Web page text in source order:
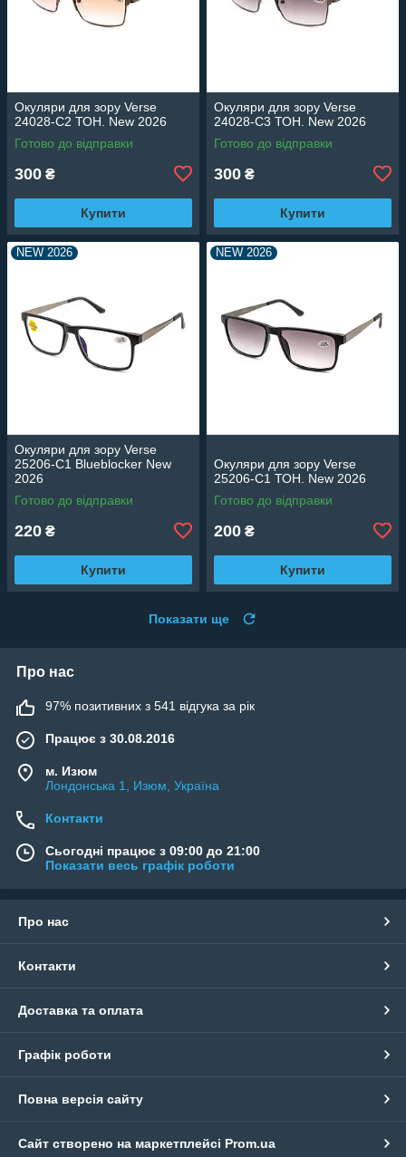
Окуляри для зору Verse
24028-C2 ТОН. New 2026
Готово до відправки
300 ₴
Купити
Окуляри для зору Verse
24028-C3 ТОН. New 2026
Готово до відправки
300 ₴
Купити
NEW 2026
Окуляри для зору Verse
25206-C1 Blueblocker New
2026
Готово до відправки
220 ₴
Купити
NEW 2026
Окуляри для зору Verse
25206-C1 ТОН. New 2026
Готово до відправки
200 ₴
Купити
Показати ще
Про нас
97% позитивних з 541 відгука за рік
Працює з 30.08.2016
м. Изюм
Лондонська 1, Изюм, Україна
Контакти
Сьогодні працює з 09:00 до 21:00
Показати весь графік роботи
Про нас
Контакти
Доставка та оплата
Графік роботи
Повна версія сайту
Сайт створено на маркетплейсі Prom.ua